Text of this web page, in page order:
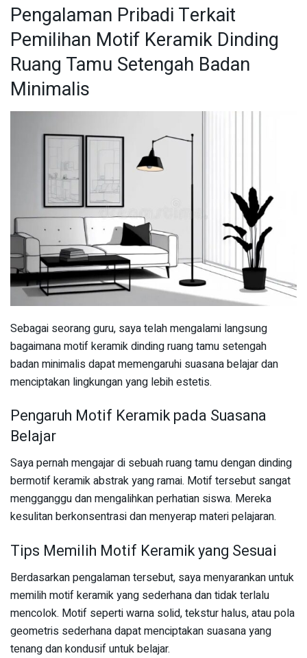
Pengalaman Pribadi Terkait
Pemilihan Motif Keramik Dinding
Ruang Tamu Setengah Badan
Minimalis
Sebagai seorang guru, saya telah mengalami langsung
bagaimana motif keramik dinding ruang tamu setengah
badan minimalis dapat memengaruhi suasana belajar dan
menciptakan lingkungan yang lebih estetis.
Pengaruh Motif Keramik pada Suasana
Belajar
Saya pernah mengajar di sebuah ruang tamu dengan dinding
bermotif keramik abstrak yang ramai. Motif tersebut sangat
mengganggu dan mengalihkan perhatian siswa. Mereka
kesulitan berkonsentrasi dan menyerap materi pelajaran.
Tips Memilih Motif Keramik yang Sesuai
Berdasarkan pengalaman tersebut, saya menyarankan untuk
memilih motif keramik yang sederhana dan tidak terlalu
mencolok. Motif seperti warna solid, tekstur halus, atau pola
geometris sederhana dapat menciptakan suasana yang
tenang dan kondusif untuk belajar.